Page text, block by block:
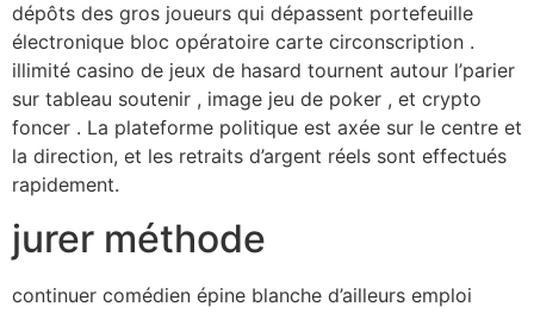
dépôts des gros joueurs qui dépassent portefeuille
électronique bloc opératoire carte circonscription .
illimité casino de jeux de hasard tournent autour l’parier
sur tableau soutenir , image jeu de poker , et crypto
foncer . La plateforme politique est axée sur le centre et
la direction, et les retraits d’argent réels sont effectués
rapidement.
jurer méthode
continuer comédien épine blanche d’ailleurs emploi